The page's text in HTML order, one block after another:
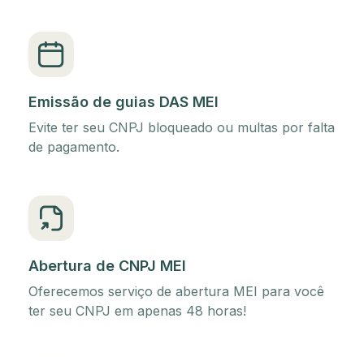
Emissão de guias DAS MEI
Evite ter seu CNPJ bloqueado ou multas por falta
de pagamento.
Abertura de CNPJ MEI
Oferecemos serviço de abertura MEI para você
ter seu CNPJ em apenas 48 horas!